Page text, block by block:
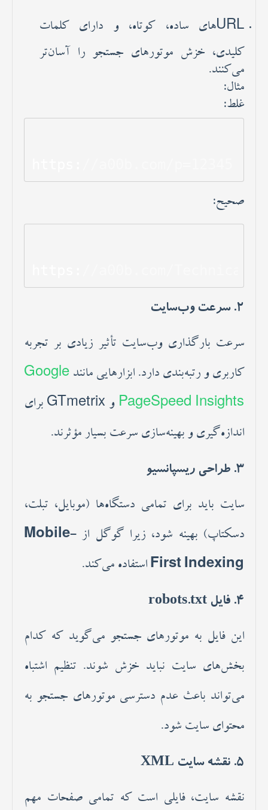
URLهای ساده، کوتاه، و دارای کلمات
کلیدی، خزش موتورهای جستجو را آسان‌تر
می‌کنند.
مثال:
غلط:
صحیح:
سرعت وب‌سایت
سرعت بارگذاری وب‌سایت تأثیر زیادی بر تجربه
کاربری و رتبه‌بندی دارد. ابزارهایی مانندGoogle
PageSpeed Insights و GTmetrix برای
اندازه‌گیری و بهینه‌سازی سرعت بسیار مؤثرند.
طراحی ریسپانسیو
سایت باید برای تمامی دستگاه‌ها (موبایل، تبلت،
دسکتاپ) بهینه شود، زیرا گوگل از Mobile-
First Indexingاستفاده می‌کند.
فایل robots.txt
این فایل به موتورهای جستجو می‌گوید که کدام
بخش‌های سایت نباید خزش شوند. تنظیم اشتباه
می‌تواند باعث عدم دسترسی موتورهای جستجو به
محتوای سایت شود.
نقشه سایت XML
نقشه سایت، فایلی است که تمامی صفحات مهم